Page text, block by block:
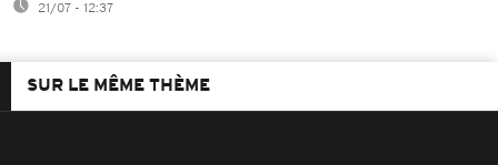
21/07 - 12:37
SUR LE MÊME THÈME